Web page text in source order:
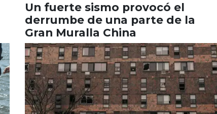
Un fuerte sismo provocó el
derrumbe de una parte de la
Gran Muralla China